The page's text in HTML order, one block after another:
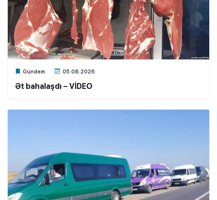
Gündəm 05.08.2026
Xalq.Online
Ət bahalaşdı – VİDEO